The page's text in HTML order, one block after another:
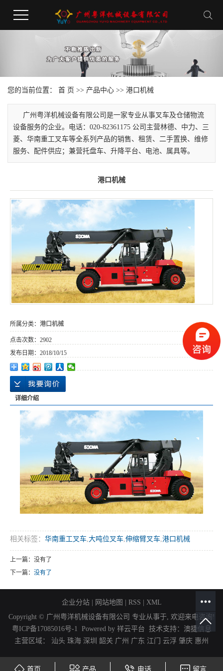
您的当前位置： 首 页 >> 产品中心 >> 港口机械
广州粤洋机械设备有限公司是一家专业从事叉车及仓储物流
设备服务的企业。电话：020-82361175 公司主营林德、中力、三
菱、华南重工叉车等全系列产品的销售、租赁、二手置换、维修
服务、配件供应；兼营托盘车、升降平台、电池、属具等。
港口机械
所属分类： 港口机械
点击次数： 2902
发布日期： 2018/10/15
详细介绍
相关标签： 华南重工叉车 大吨位叉车 伸缩臂叉车 港口机械
上一篇：没有了
下一篇： 没有了
企业分站| 网站地图 RSS
XML
Copyright © 广州粤洋机械设备有限公司 专业从事于, 欢迎来电咨询!
粤ICP备17085016号-1 Powered by 祥云平台 技术支持： 澳捷信息
主营区域： 汕头 珠海 深圳 韶关 广州 广东 江门 云浮 肇庆 惠州
首页 产品 电话 留言